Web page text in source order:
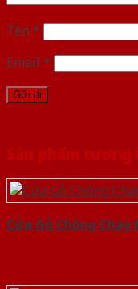
Tên *
Email *
Sản phẩm
Cửa Gỗ Chống Cháy